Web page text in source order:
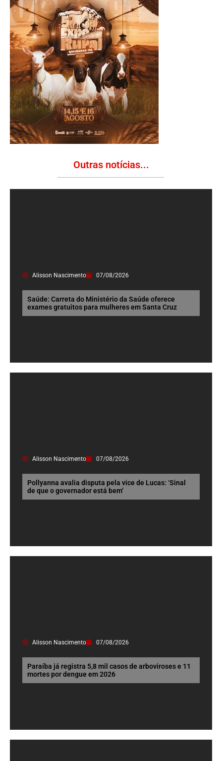
Outras notícias...
Alisson Nascimento 07/08/2026
Saúde: Carreta do Ministério da Saúde oferece
exames gratuitos para mulheres em Santa Cruz
Alisson Nascimento 07/08/2026
Pollyanna avalia disputa pela vice de Lucas: ‘Sinal
de que o governador está bem’
Alisson Nascimento 07/08/2026
Paraíba já registra 5,8 mil casos de arboviroses e 11
mortes por dengue em 2026